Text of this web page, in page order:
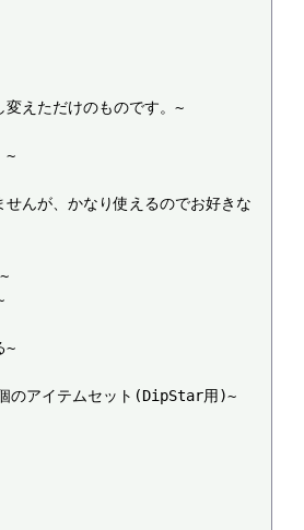
変えただけのものです。~
~
んが、かなり使えるのでお好きな
~
のアイテムセット(DipStar用)~